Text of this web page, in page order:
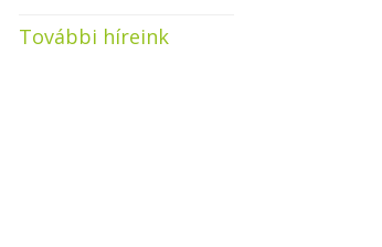
További híreink